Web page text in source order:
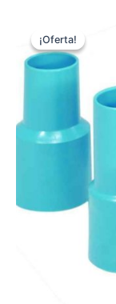
¡Oferta!
¡Oferta!